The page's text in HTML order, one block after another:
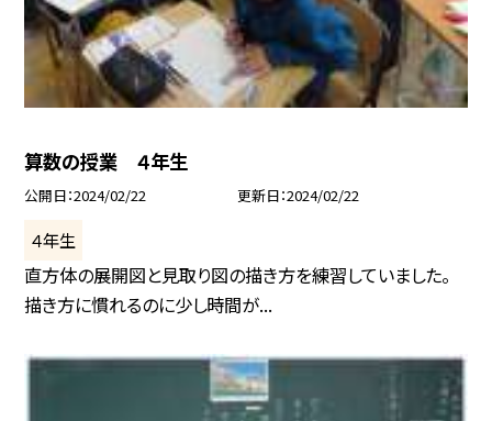
算数の授業 ４年生
公開日 2024/02/22 更新日 2024/02/22
４年生
直方体の展開図と見取り図の描き方を練習していました。
描き方に慣れるのに少し時間が...